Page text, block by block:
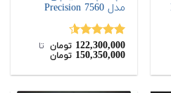
مدل Precision 7560
نمره4.50
از 5
122,300,000 تومان ‌ تا ‌
150,350,000 تومان